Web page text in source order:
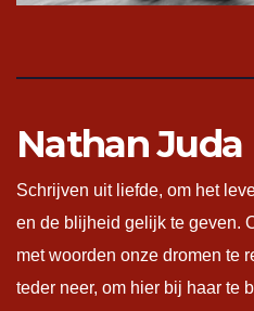
Nathan Juda
Schrijven uit liefde, om het
en de blijheid gelijk te geven.
met woorden onze dromen te
teder neer, om hier bij haar te